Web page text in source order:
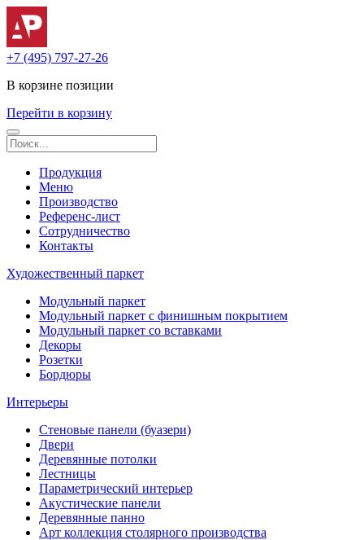
+7 (495) 797-27-26
В корзине позиции
Перейти в корзину
Продукция
Меню
Производство
Референс-лист
Сотрудничество
Контакты
Художественный паркет
Модульный паркет
Модульный паркет с финишным покрытием
Модульный паркет со вставками
Декоры
Розетки
Бордюры
Интерьеры
Стеновые панели (буазери)
Двери
Деревянные потолки
Лестницы
Параметрический интерьер
Акустические панели
Деревянные панно
Арт коллекция столярного производства